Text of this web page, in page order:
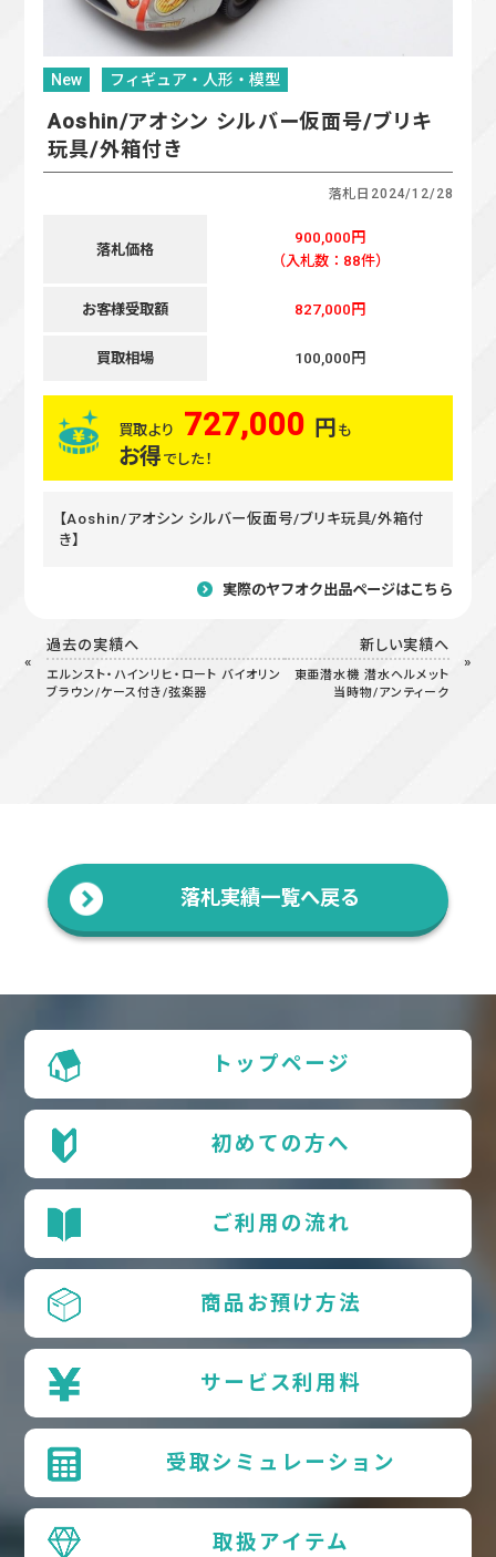
New フィギュア・人形・模型
Aoshin/アオシン シルバー仮面号/ブリキ
玩具/外箱付き
落札日 2024/12/28
落札価格
900,000円
（入札数：88件）
お客様受取額 827,000円
買取相場 100,000円
買取より 727,000 円 も
お得 でした！
【Aoshin/アオシン シルバー仮面号/ブリキ玩具/外箱付
き】
実際のヤフオク出品ページはこちら
過去の実績へ
エルンスト・ハインリヒ・ロート バイオリン
ブラウン/ケース付き/弦楽器
新しい実績へ
東亜潜水機 潜水ヘルメット
当時物/アンティーク
落札実績一覧へ戻る
トップページ
初めての方へ
ご利用の流れ
商品お預け方法
サービス利用料
受取シミュレーション
取扱アイテム